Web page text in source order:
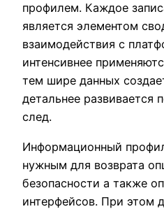
профилем. Каждое
является элементом
взаимодействия с
интенсивнее
тем шире данных
детальнее развивается
след.
Информационный
нужным для возврата
безопасности а также
интерфейсов. При этом